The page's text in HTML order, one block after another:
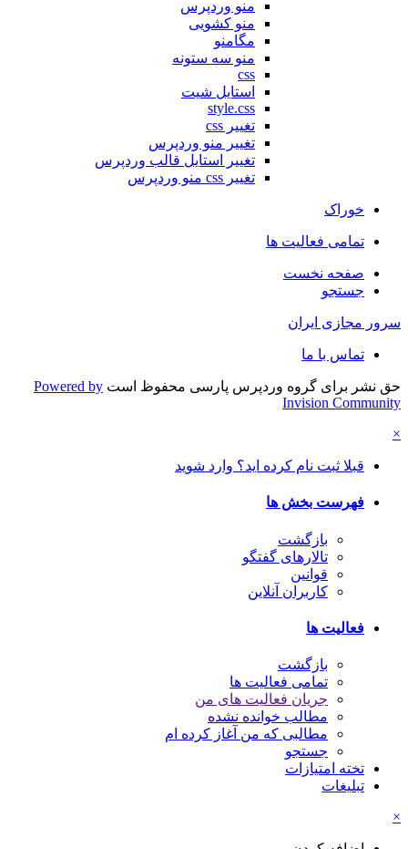
منو وردپرس
منو کشویی
مگامنو
منو سه ستونه
css
استایل شیت
style.css
تغییر css
تغییر منو وردپرس
تغییر استایل قالب وردپرس
تغییر css منو وردپرس
خوراک
تمامی فعالیت ها
صفحه نخست
جستجو
سرور مجازی ایران
تماس با ما
حق نشر برای گروه وردپرس پارسی محفوظ است Powered by
Invision Community
×
قبلا ثبت نام کرده اید؟ وارد شوید
فهرست بخش ها
بازگشت
تالارهای گفتگو
قوانین
کاربران آنلاین
فعالیت ها
بازگشت
تمامی فعالیت ها
جریان فعالیت های من
مطالب خوانده نشده
مطالبی که من آغاز کرده ام
جستجو
تخته امتیازات
تبلیغات
×